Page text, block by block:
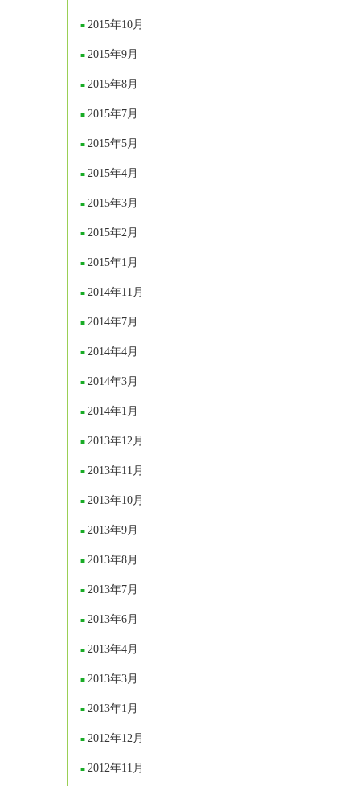
2015年10月
2015年9月
2015年8月
2015年7月
2015年5月
2015年4月
2015年3月
2015年2月
2015年1月
2014年11月
2014年7月
2014年4月
2014年3月
2014年1月
2013年12月
2013年11月
2013年10月
2013年9月
2013年8月
2013年7月
2013年6月
2013年4月
2013年3月
2013年1月
2012年12月
2012年11月